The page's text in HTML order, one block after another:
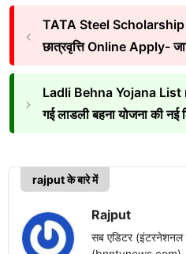
TATA Steel Scholarship
छात्रवृत्ति Online Apply-
Ladli Behna Yojana
गई लाडली बहना योजना की
rajput के बारे में
Rajput
सब एडिटर